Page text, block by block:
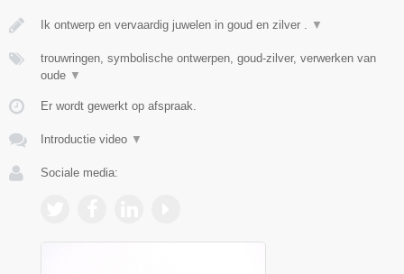
Ik ontwerp en vervaardig juwelen in goud en zilver . ▼
trouwringen, symbolische ontwerpen, goud-zilver, verwerken van
oude ▼
Er wordt gewerkt op afspraak.
Introductie video ▼
Sociale media: